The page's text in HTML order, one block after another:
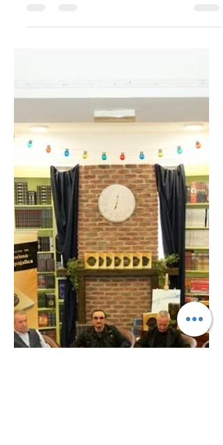
Lastovskoga poklada"
Lastovskoga poklada, autora...